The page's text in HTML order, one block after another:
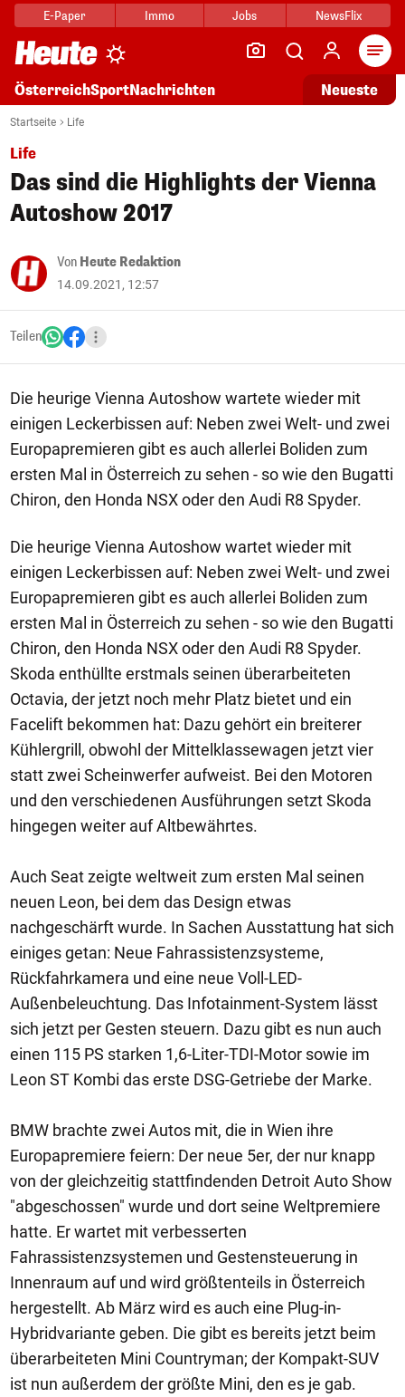
E-Paper Immo Jobs NewsFlix
ÖsterreichSportNachrichten Neueste
Startseite Life
Life
Das sind die Highlights der Vienna
Autoshow 2017
Von Heute Redaktion
14.09.2021, 12:57
Teilen
Die heurige Vienna Autoshow wartete wieder mit
einigen Leckerbissen auf: Neben zwei Welt- und zwei
Europapremieren gibt es auch allerlei Boliden zum
ersten Mal in Österreich zu sehen - so wie den Bugatti
Chiron, den Honda NSX oder den Audi R8 Spyder.
Die heurige Vienna Autoshow wartet wieder mit
einigen Leckerbissen auf: Neben zwei Welt- und zwei
Europapremieren gibt es auch allerlei Boliden zum
ersten Mal in Österreich zu sehen - so wie den Bugatti
Chiron, den Honda NSX oder den Audi R8 Spyder.
Skoda enthüllte erstmals seinen überarbeiteten
Octavia, der jetzt noch mehr Platz bietet und ein
Facelift bekommen hat: Dazu gehört ein breiterer
Kühlergrill, obwohl der Mittelklassewagen jetzt vier
statt zwei Scheinwerfer aufweist. Bei den Motoren
und den verschiedenen Ausführungen setzt Skoda
hingegen weiter auf Altbewährtes.
Auch Seat zeigte weltweit zum ersten Mal seinen
neuen Leon, bei dem das Design etwas
nachgeschärft wurde. In Sachen Ausstattung hat sich
einiges getan: Neue Fahrassistenzsysteme,
Rückfahrkamera und eine neue Voll-LED-
Außenbeleuchtung. Das Infotainment-System lässt
sich jetzt per Gesten steuern. Dazu gibt es nun auch
einen 115 PS starken 1,6-Liter-TDI-Motor sowie im
Leon ST Kombi das erste DSG-Getriebe der Marke.
BMW brachte zwei Autos mit, die in Wien ihre
Europapremiere feiern: Der neue 5er, der nur knapp
von der gleichzeitig stattfindenden Detroit Auto Show
"abgeschossen" wurde und dort seine Weltpremiere
hatte. Er wartet mit verbesserten
Fahrassistenzsystemen und Gestensteuerung in
Innenraum auf und wird größtenteils in Österreich
hergestellt. Ab März wird es auch eine Plug-in-
Hybridvariante geben. Die gibt es bereits jetzt beim
überarbeiteten Mini Countryman; der Kompakt-SUV
ist nun außerdem der größte Mini, den es je gab.